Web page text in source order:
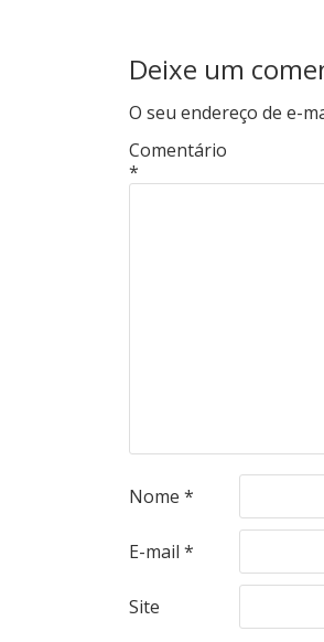
Deixe um
O seu endereço de e-
Comentário
*
Nome *
E-mail *
Site